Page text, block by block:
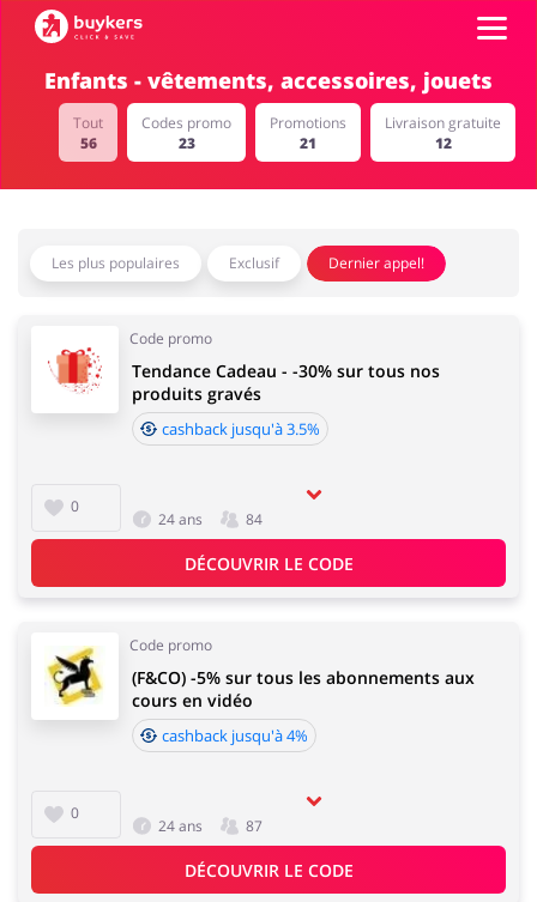
Catégories
Alimentation & alcool Livres & Divertissement
Cadeaux & Papeterie
Sports & Loisirs Maison & Jardin
Bijoux & Accessoires
Grands Magasins Tourisme
S'inscrire
Enfants - vêtements, accessoires, jouets
Tout
56
Codes promo
23
Promotions
21
Livraison gratuite
12
Les plus populaires Exclusif Dernier appel!
Code promo
0
Tendance Cadeau - -30% sur tous nos
produits gravés
cashback jusqu'à 3.5%
24 ans 84
DÉCOUVRIR LE CODE
Code promo
0
(F&CO) -5% sur tous les abonnements aux
cours en vidéo
cashback jusqu'à 4%
24 ans 87
DÉCOUVRIR LE CODE